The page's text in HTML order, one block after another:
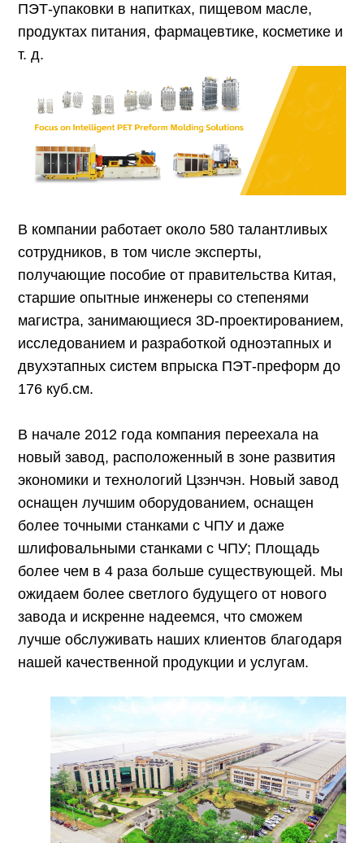
ПЭТ-упаковки в напитках, пищевом масле,
продуктах питания, фармацевтике, косметике и
т. д.
В компании работает около 580 талантливых
сотрудников, в том числе эксперты,
получающие пособие от правительства Китая,
старшие опытные инженеры со степенями
магистра, занимающиеся 3D-проектированием,
исследованием и разработкой одноэтапных и
двухэтапных систем впрыска ПЭТ-преформ до
176 куб.см.
В начале 2012 года компания переехала на
новый завод, расположенный в зоне развития
экономики и технологий Цзэнчэн. Новый завод
оснащен лучшим оборудованием, оснащен
более точными станками с ЧПУ и даже
шлифовальными станками с ЧПУ; Площадь
более чем в 4 раза больше существующей. Мы
ожидаем более светлого будущего от нового
завода и искренне надеемся, что сможем
лучше обслуживать наших клиентов благодаря
нашей качественной продукции и услугам.